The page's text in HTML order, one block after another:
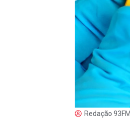
Redação 93FM